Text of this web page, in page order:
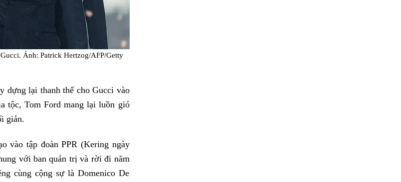
Ảnh: Patrick Hertzog/AFP/Getty
dựng lại thanh thế cho Gucci vào
tộc, Tom Ford mang lại luồn gió
giản.
vào tập đoàn PPR (Kering ngày
với ban quản trị và rời đi năm
cùng cộng sự là Domenico De